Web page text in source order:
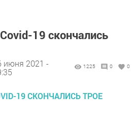
19 скончались
июня 2021 -
1225 0 0